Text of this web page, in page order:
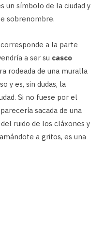
un símbolo de la ciudad y
sobrenombre.
a la parte
a ser su casco
rodeada de una muralla
y es, sin dudas, la
Si no fuese por el
sacada de una
ruido de los cláxones y
a gritos, es una